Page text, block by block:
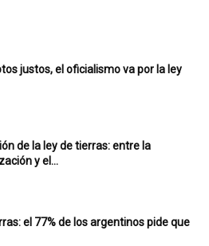
justos, el oficialismo va por la ley
de la ley de tierras: entre la
y el...
el 77% de los argentinos pide que